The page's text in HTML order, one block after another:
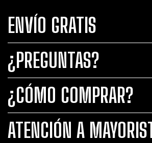
ENVÍO GRATIS
¿PREGUNTAS?
¿CÓMO COMPRAR?
ATENCIÓN A